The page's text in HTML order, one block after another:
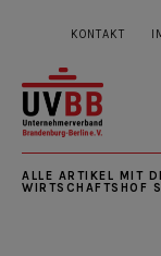
KONTAKT
ALLE ARTIKEL MIT
WIRTSCHAFTSHOF